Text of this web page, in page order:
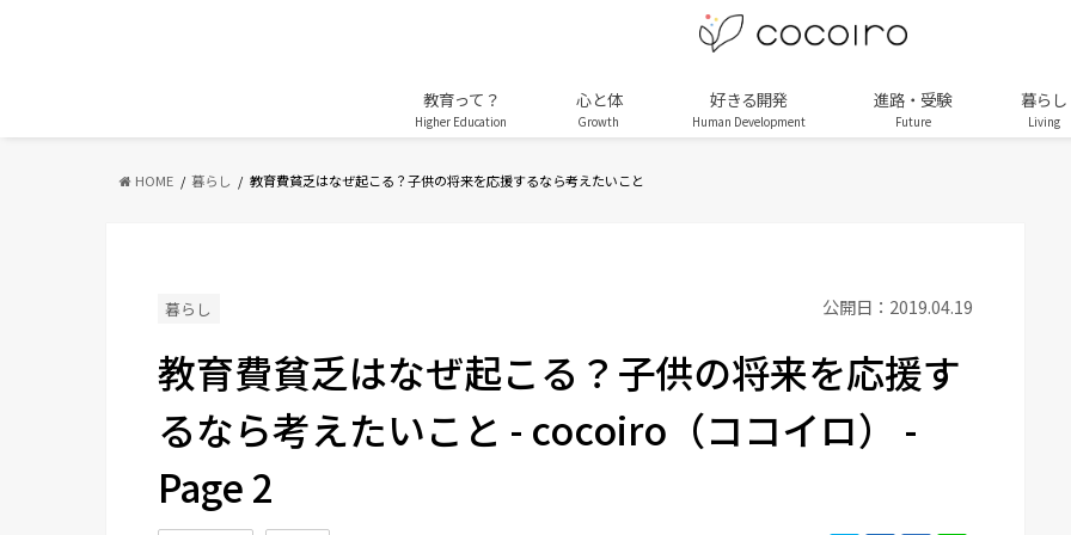
教育って？
Higher Education
心と体
Growth
好きる開発
Human Development
進路・受験
Future
暮らし
Living
HOME 暮らし 教育費貧乏はなぜ起こる？子供の将来を応援するなら考えたいこと
暮らし 公開日：2019.04.19
教育費貧乏はなぜ起こる？子供の将来を応援す
るなら考えたいこと - cocoiro（ココイロ） -
Page 2